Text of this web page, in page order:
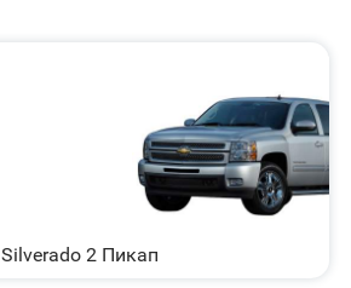
Silverado 2 Пикап